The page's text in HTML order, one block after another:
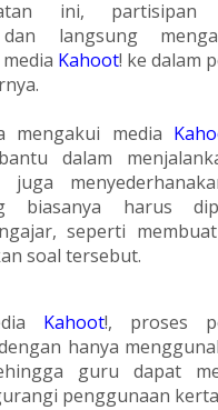
ini, partisipan
langsung
Kahoot! ke dalam
mengakui media
dalam
biasanya harus
seperti
soal tersebut.
Kahoot!, proses
hanya
guru dapat
penggunaan